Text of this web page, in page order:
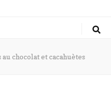
au chocolat et cacahuètes